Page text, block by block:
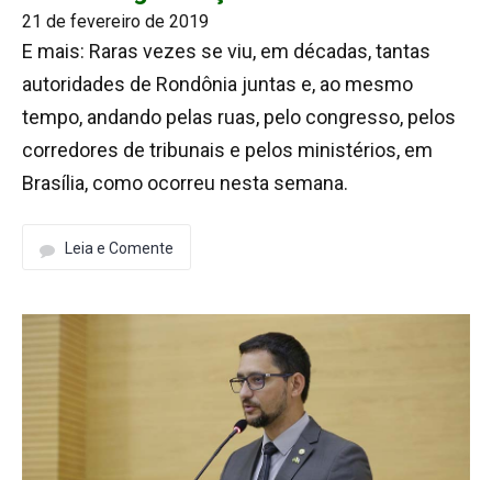
21 de fevereiro de 2019
E mais: Raras vezes se viu, em décadas, tantas
autoridades de Rondônia juntas e, ao mesmo
tempo, andando pelas ruas, pelo congresso, pelos
corredores de tribunais e pelos ministérios, em
Brasília, como ocorreu nesta semana.
Leia e Comente